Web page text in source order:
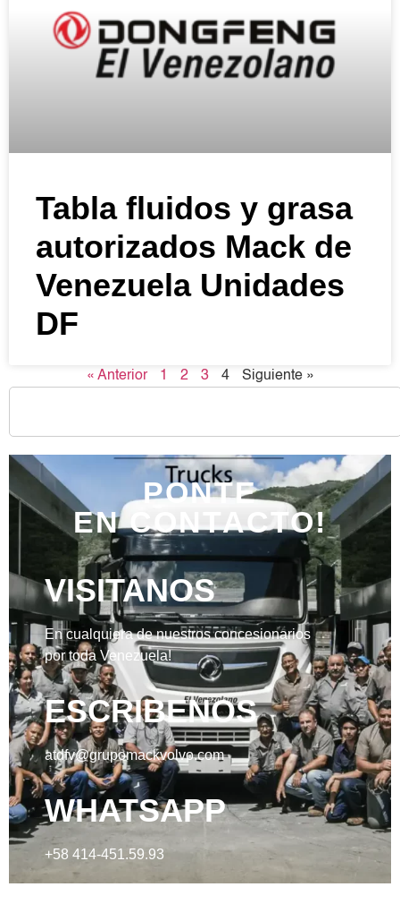
Tabla fluidos y grasa
autorizados Mack de
Venezuela Unidades
DF
« Anterior 1 2 3 4 Siguiente »
PONTE
EN CONTACTO!
VISITANOS
En cualquiera de nuestros concesionarios
por toda Venezuela!
ESCRIBENOS
atdfv@grupomackvolvo.com
WHATSAPP
+58 414-451.59.93